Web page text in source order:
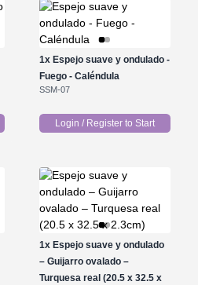
1x Espejo suave y ondulado -
Fuego - Caléndula
SSM-07
Login / Register to Start
1x Espejo suave y ondulado
– Guijarro ovalado –
Turquesa real (20.5 x 32.5 x